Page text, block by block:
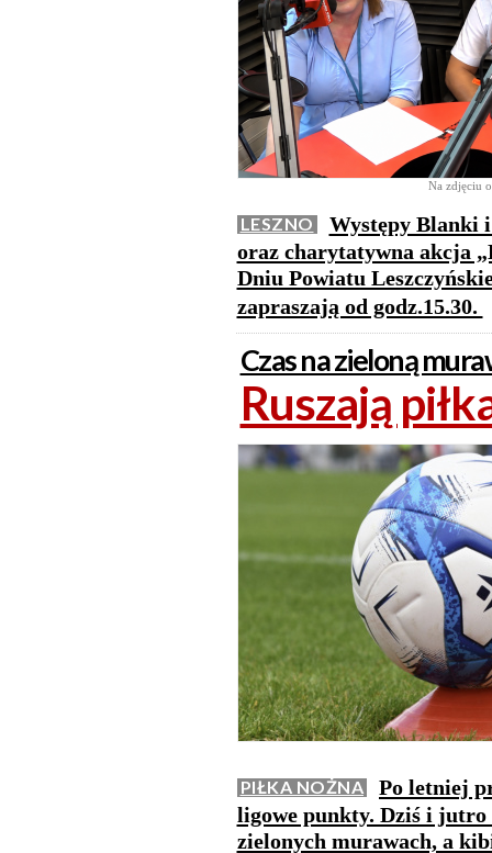
Na zdjęciu
LESZNO
Występy Blanki
oraz charytatywna akcja
Dniu Powiatu
zapraszają od godz.15.30.
Czas na zieloną
Ruszają
PIŁKA NOŻNA
Po letniej
ligowe punkty. Dziś i jutro
zielonych murawach, a